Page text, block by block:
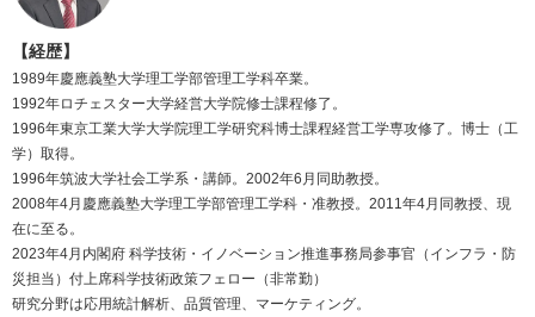
【経歴】
1989年慶應義塾大学理工学部管理工学科卒業。
1992年ロチェスター大学経営大学院修士課程修了。
1996年東京工業大学大学院理工学研究科博士課程経営工学専攻修了。博士（工
学）取得。
1996年筑波大学社会工学系・講師。2002年6月同助教授。
2008年4月慶應義塾大学理工学部管理工学科・准教授。2011年4月同教授、現
在に至る。
2023年4月内閣府 科学技術・イノベーション推進事務局参事官（インフラ・防
災担当）付上席科学技術政策フェロー（非常勤）
研究分野は応用統計解析、品質管理、マーケティング。